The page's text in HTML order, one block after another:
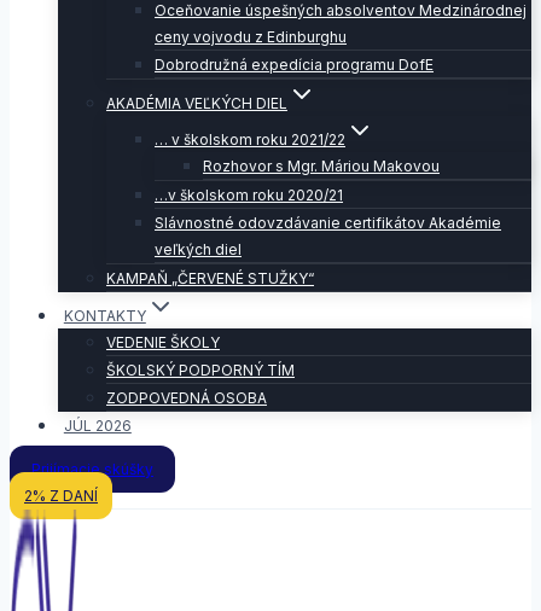
Oceňovanie úspešných absolventov Medzinárodnej
ceny vojvodu z Edinburghu
Dobrodružná expedícia programu DofE
AKADÉMIA VEĽKÝCH DIEL
… v školskom roku 2021/22
Rozhovor s Mgr. Máriou Makovou
…v školskom roku 2020/21
Slávnostné odovzdávanie certifikátov Akadémie
veľkých diel
KAMPAŇ „ČERVENÉ STUŽKY“
KONTAKTY
VEDENIE ŠKOLY
ŠKOLSKÝ PODPORNÝ TÍM
ZODPOVEDNÁ OSOBA
JÚL 2026
Prijímacie skúšky
2% Z DANÍ